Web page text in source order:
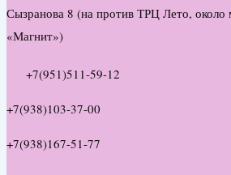
Сызранова 8 (на против ТРЦ Лето, около
«Магнит»)
+7(951)511-59-12
+7(938)103-37-00
+7(938)167-51-77